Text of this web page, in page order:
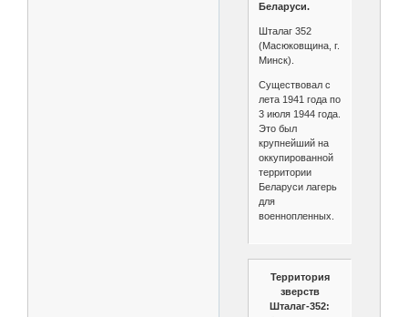
Беларуси.
Шталаг 352
(Масюковщина, г.
Минск).
Существовал с
лета 1941 года по
3 июля 1944 года.
Это был
крупнейший на
оккупированной
территории
Беларуси лагерь
для
военнопленных.
Территория
зверств
Шталаг-352: